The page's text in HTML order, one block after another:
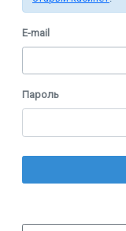
E-mail
Пароль